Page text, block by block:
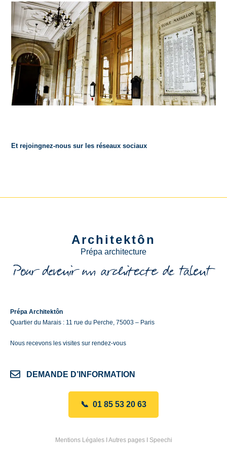
Et rejoingnez-nous sur les réseaux sociaux
Architektôn
Prépa architecture
Prépa Architektôn
Quartier du Marais : 11 rue du Perche, 75003 – Paris
Nous recevons les visites sur rendez-vous
DEMANDE D’INFORMATION
📞 01 85 53 20 63
Mentions LégalesI Autres pagesI Speechi